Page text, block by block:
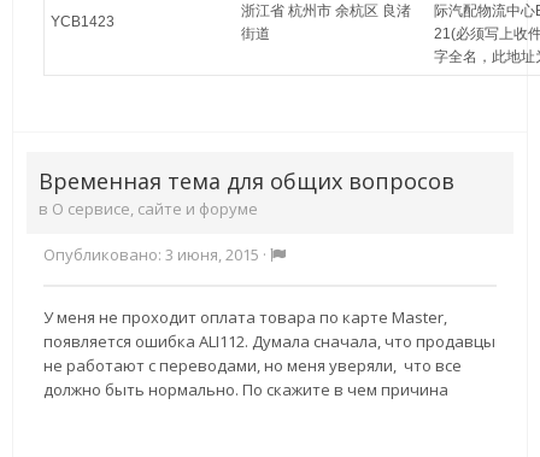
YCB1423
浙江省 杭州市 余杭区 良渚
街道
际汽配物流中心
21(必须写上收
字全名，此地址
Временная тема для общих вопросов
в О сервисе, сайте и форуме
Опубликовано: 3 июня, 2015 ·
У меня не проходит оплата товара по карте Master,
появляется ошибка ALI112. Думала сначала, что продавцы
не работают с переводами, но меня уверяли, что все
должно быть нормально. По скажите в чем причина